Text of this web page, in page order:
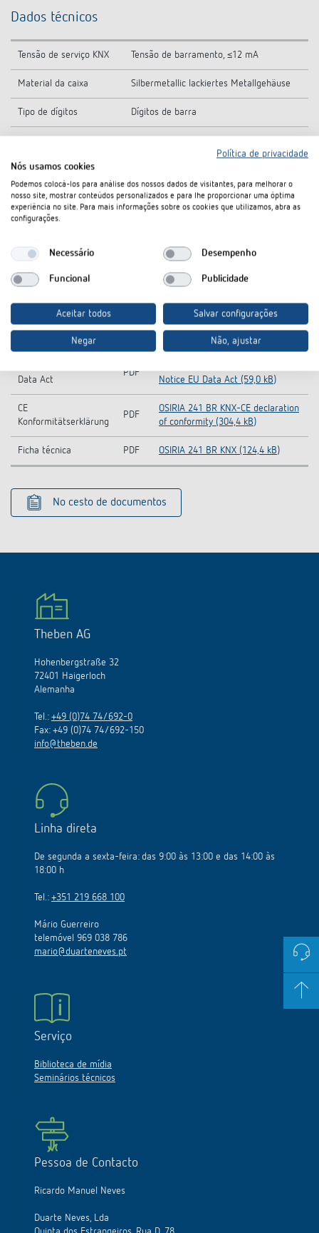
Dados técnicos
Tensão de serviço KNX Tensão de barramento, ≤12 mA
Material da caixa Silbermetallic lackiertes Metallgehäuse
Tipo de dígitos Dígitos de barra
Tipo de ligação
Dimensão mostrador Ø 400 mm
Temperatura ambiente
Transferências
Base de dados global
ZIP
KNXprod-KNX-Database (all
products) (22,1 MB)
Data Act
PDF
Notice EU Data Act (59,0 kB)
CE
Konformitätserklärung
PDF
OSIRIA 241 BR KNX-CE declaration
of conformity (304,4 kB)
Ficha técnica PDF OSIRIA 241 BR KNX (124,4 kB)
No cesto de documentos
Theben AG
Hohenbergstraße 32
72401 Haigerloch
Alemanha
Tel.: +49 (0)74 74/692-0
Fax: +49 (0)74 74/692-150
info@theben.de
Linha direta
De segunda a sexta-feira: das 9:00 às 13:00 e das 14:00 às
18:00 h
Tel.: +351 219 668 100
Mário Guerreiro
telemóvel 969 038 786
mario@duarteneves.pt
Serviço
Biblioteca de mídia
Seminários técnicos
Pessoa de Contacto
Ricardo Manuel Neves
Duarte Neves, Lda
Política de privacidade
Nós usamos cookies
Podemos colocá-los para análise dos nossos dados de visitantes, para melhorar o
nosso site, mostrar conteúdos personalizados e para lhe proporcionar uma óptima
experiência no site. Para mais informações sobre os cookies que utilizamos, abra as
configurações.
Necessário Desempenho
Funcional Publicidade
Aceitar todos Salvar configurações
Negar Não, ajustar